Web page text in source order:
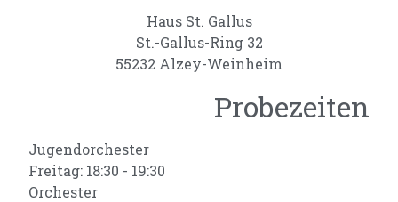
Haus St. Gallus
St.-Gallus-Ring 32
55232 Alzey-Weinheim
Probezeiten
Jugendorchester
Freitag: 18:30 - 19:30
Orchester